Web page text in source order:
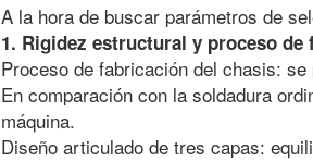
A la hora de buscar parámetros de
1. Rigidez estructural y proceso de
Proceso de fabricación del chasis:
En comparación con la soldadura
máquina.
Diseño articulado de tres capas: